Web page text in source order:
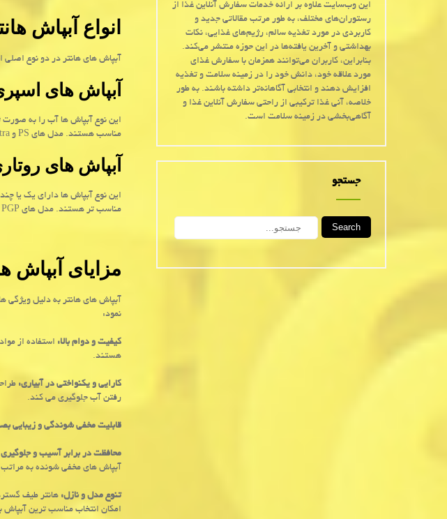
انواع آبپاش
آبپاش های هانتر در دو نوع اصلی
آبپاش های
این نوع آبپاش ها آب را به
مناسب هستند. مدل های PS و
آبپاش های
این نوع آبپاش ها دارای یک یا
مناسب تر هستند. مدل های PGP
مزایای آبپاش
آبپاش های هانتر به دلیل ویژگی
نمود:
کیفیت و دوام بالا: استفاده از
هستند.
کارایی و یکنواختی در آبیاری:
رفتن آب جلوگیری می کند.
قابلیت مخفی شوندگی و زیبایی
محافظت در برابر آسیب و
آبپاش های مخفی شونده به
تنوع مدل و نازل: هانتر طیف
امکان انتخاب مناسب ترین آبپاش
این وب‌سایت علاوه بر ارائه خدمات سفارش آنلاین غذا از
رستوران‌های مختلف، به طور مرتب مقالاتی جدید و
کاربردی در مورد تغذیه سالم، رژیم‌های غذایی، نکات
بهداشتی و آخرین یافته‌ها در این حوزه منتشر می‌کند.
بنابراین، کاربران می‌توانند همزمان با سفارش غذای
مورد علاقه خود، دانش خود را در زمینه سلامت و تغذیه
افزایش دهند و انتخابی آگاهانه‌تر داشته باشند. به طور
خلاصه، آنی غذا ترکیبی از راحتی سفارش آنلاین غذا و
آگاهی‌بخشی در زمینه سلامت است.
جستجو
Search